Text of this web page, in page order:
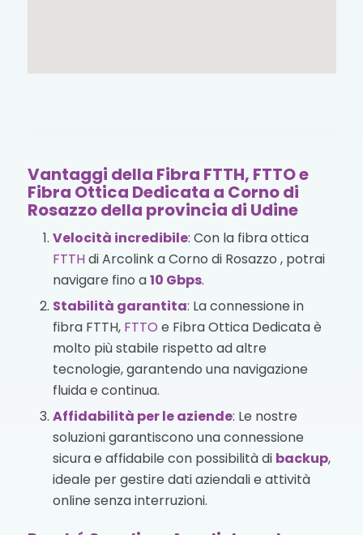
Vantaggi della Fibra FTTH, FTTO e
Fibra Ottica Dedicata a Corno di
Rosazzo della provincia di Udine
Velocità incredibile: Con la fibra ottica
FTTHdi Arcolink a Corno di Rosazzo , potrai
navigare fino a10 Gbps.
Stabilità garantita: La connessione in
fibra FTTH, FTTO e Fibra Ottica Dedicata è
molto più stabile rispetto ad altre
tecnologie, garantendo una navigazione
fluida e continua.
Affidabilità per le aziende: Le nostre
soluzioni garantiscono una connessione
sicura e affidabile con possibilità di backup,
ideale per gestire dati aziendali e attività
online senza interruzioni.